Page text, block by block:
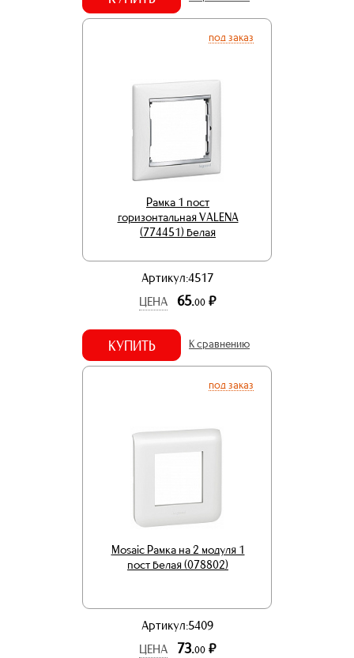
под заказ
Рамка 1 пост
горизонтальная VALENA
(774451) белая
Артикул:4517
ЦЕНА
65.00 р.
КУПИТЬ К сравнению
под заказ
Mosaic Рамка на 2 модуля 1
пост белая (078802)
Артикул:5409
ЦЕНА
73.00 р.